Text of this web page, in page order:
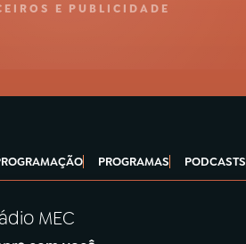
E PUBLICIDADE
PROGRAMAS PODCASTS
MEC